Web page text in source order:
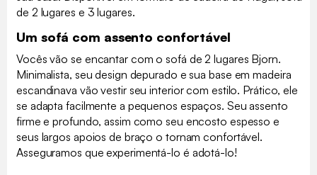
de 2 lugares e 3 lugares.
Um sofá com assento confortável
Vocês vão se encantar com o sofá de 2 lugares Bjorn.
Minimalista, seu design depurado e sua base em madeira
escandinava vão vestir seu interior com estilo. Prático, ele
se adapta facilmente a pequenos espaços. Seu assento
firme e profundo, assim como seu encosto espesso e
seus largos apoios de braço o tornam confortável.
Asseguramos que experimentá-lo é adotá-lo!